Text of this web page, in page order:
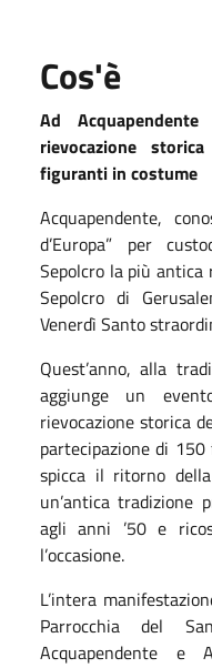
Cos'è
Ad
rievocazione
figuranti in costume
Acquapendente,
d’Europa” per
Sepolcro la più antica
Sepolcro di
Venerdì Santo
Quest’anno, alla
aggiunge un
rievocazione storica
partecipazione di
spicca il ritorno
un’antica tradizione
agli anni ’50 e
l’occasione.
L’intera
Parrocchia del
Acquapendente e